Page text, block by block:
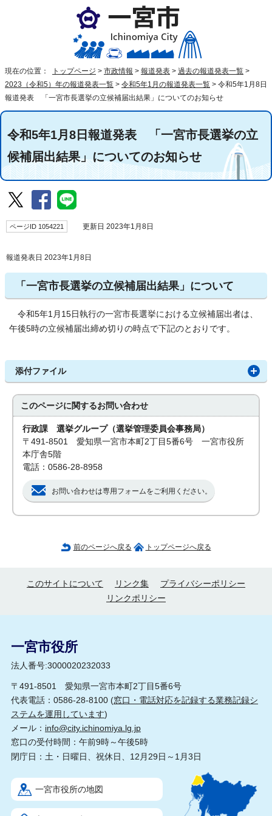
現在の位置： トップページ > 市政情報 > 報道発表 > 過去の報道発表一覧 >
2023（令和5）年の報道発表一覧 > 令和5年1月の報道発表一覧 > 令和5年1月8日
報道発表 「一宮市長選挙の立候補届出結果」についてのお知らせ
令和5年1月8日報道発表 「一宮市長選挙の立
候補届出結果」についてのお知らせ
ページID 1054221 更新日 2023年1月8日
報道発表日 2023年1月8日
「一宮市長選挙の立候補届出結果」について
令和5年1月15日執行の一宮市長選挙における立候補届出者は、
午後5時の立候補届出締め切りの時点で下記のとおりです。
添付ファイル
このページに関するお問い合わせ
行政課 選挙グループ（選挙管理委員会事務局）
〒491-8501 愛知県一宮市本町2丁目5番6号 一宮市役所
本庁舎5階
電話：0586-28-8958
お問い合わせは専用フォームをご利用ください。
前のページへ戻る トップページへ戻る
このサイトについて リンク集
プライバシーポリシー
リンクポリシー
一宮市役所
法人番号:3000020232033
〒491-8501 愛知県一宮市本町2丁目5番6号
代表電話：0586-28-8100 (窓口・電話対応を記録する業務記録シ
ステムを運用しています)
メール： info@city.ichinomiya.lg.jp
窓口の受付時間：午前9時～午後5時
閉庁日：土・日曜日、祝休日、12月29日～1月3日
一宮市役所の地図